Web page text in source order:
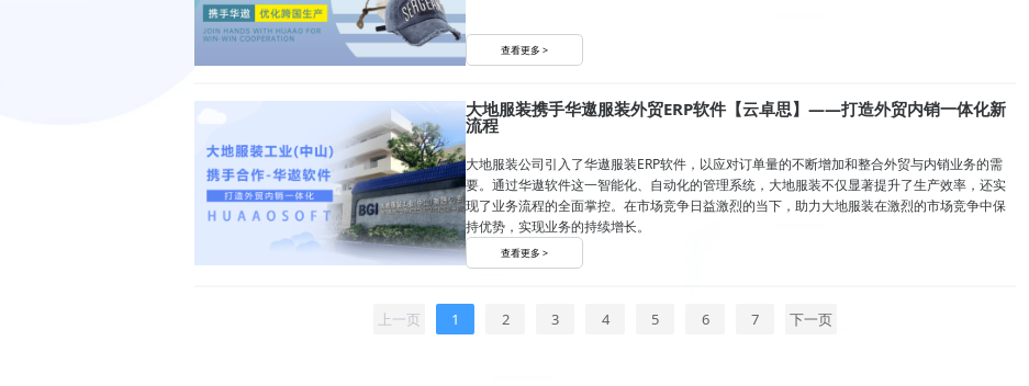
查看更多 >
大地服装携手华遨服装外贸ERP软件【云卓思】——打造外贸内销一体化新
流程
大地服装公司引入了华遨服装ERP软件，以应对订单量的不断增加和整合外贸与内销业务的需
要。通过华遨软件这一智能化、自动化的管理系统，大地服装不仅显著提升了生产效率，还实
现了业务流程的全面掌控。在市场竞争日益激烈的当下，助力大地服装在激烈的市场竞争中保
持优势，实现业务的持续增长。
查看更多 >
上一页 1 2 3 4 5 6 7 下一页